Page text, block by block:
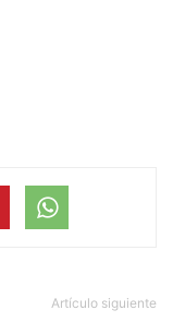
Artículo siguiente